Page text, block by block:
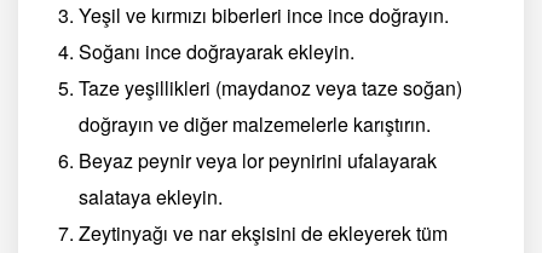
Yeşil ve kırmızı biberleri ince ince doğrayın.
Soğanı ince doğrayarak ekleyin.
Taze yeşillikleri (maydanoz veya taze soğan)
doğrayın ve diğer malzemelerle karıştırın.
Beyaz peynir veya lor peynirini ufalayarak
salataya ekleyin.
Zeytinyağı ve nar ekşisini de ekleyerek tüm